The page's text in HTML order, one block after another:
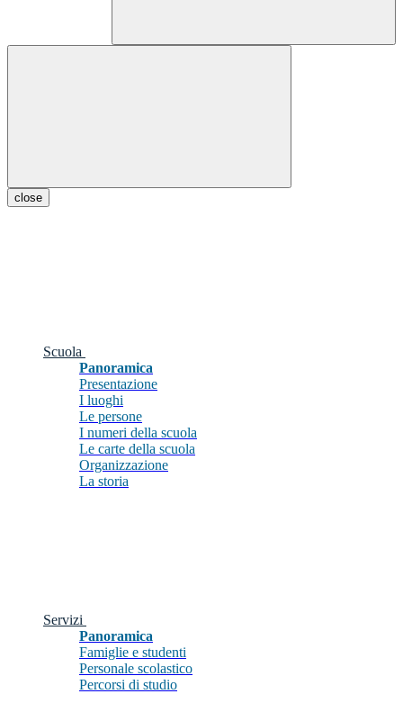
close
Scuola
Panoramica
Presentazione
I luoghi
Le persone
I numeri della scuola
Le carte della scuola
Organizzazione
La storia
Servizi
Panoramica
Famiglie e studenti
Personale scolastico
Percorsi di studio